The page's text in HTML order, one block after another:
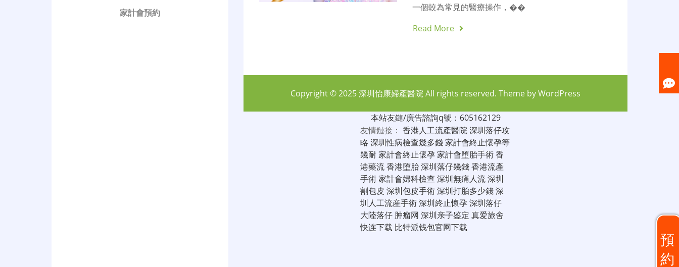
家計會預約
一個較為常見的醫療操作，��
Read More
預
約
Copyright © 2025深圳怡康婦產醫院All rights reserved. Theme byWordPress
本站友鏈/廣告諮詢q號：605162129
友情鏈接： 香港人工流產醫院深圳落仔攻
略 深圳性病檢查幾多錢家計會終止懷孕等
幾耐家計會終止懷孕家計會堕胎手術香
港藥流香港堕胎深圳落仔幾錢香港流產
手術家計會婦科檢查 深圳無痛人流深圳
割包皮 深圳包皮手術深圳打胎多少錢深
圳人工流産手術深圳終止懷孕深圳落仔
大陸落仔 肿瘤网 深圳亲子鉴定 真爱旅舍
快连下载 比特派钱包官网下载